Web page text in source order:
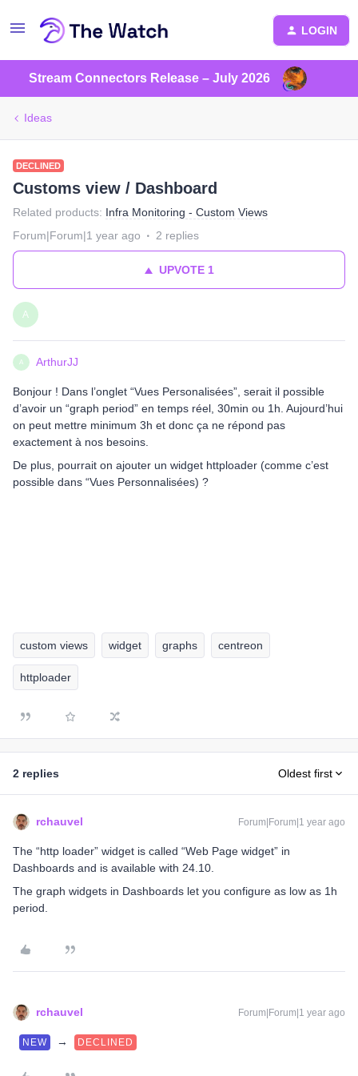
LOGIN
Stream Connectors Release – July 2026
Ideas
DECLINED
Customs view / Dashboard
Related products: Infra Monitoring - Custom Views
Forum|Forum|1 year ago
2 replies
UPVOTE1
A
A ArthurJJ
Bonjour ! Dans l’onglet “Vues Personalisées”, serait il possible
d’avoir un “graph period” en temps réel, 30min ou 1h. Aujourd’hui
on peut mettre minimum 3h et donc ça ne répond pas
exactement à nos besoins.
De plus, pourrait on ajouter un widget httploader (comme c’est
possible dans “Vues Personnalisées) ?
custom views widget graphs centreon
httploader
2 replies Oldest first
rchauvel Forum|Forum|1 year ago
The “http loader” widget is called “Web Page widget” in
Dashboards and is available with 24.10.
The graph widgets in Dashboards let you configure as low as 1h
period.
rchauvel Forum|Forum|1 year ago
NEW → DECLINED